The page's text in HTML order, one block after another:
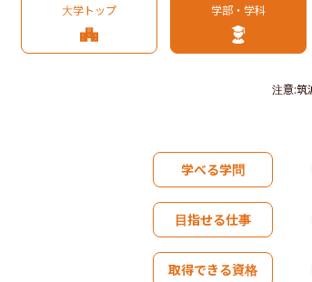
大学トップ 学部・学科
注意:筑
学べる学問
目指せる仕事
取得できる資格